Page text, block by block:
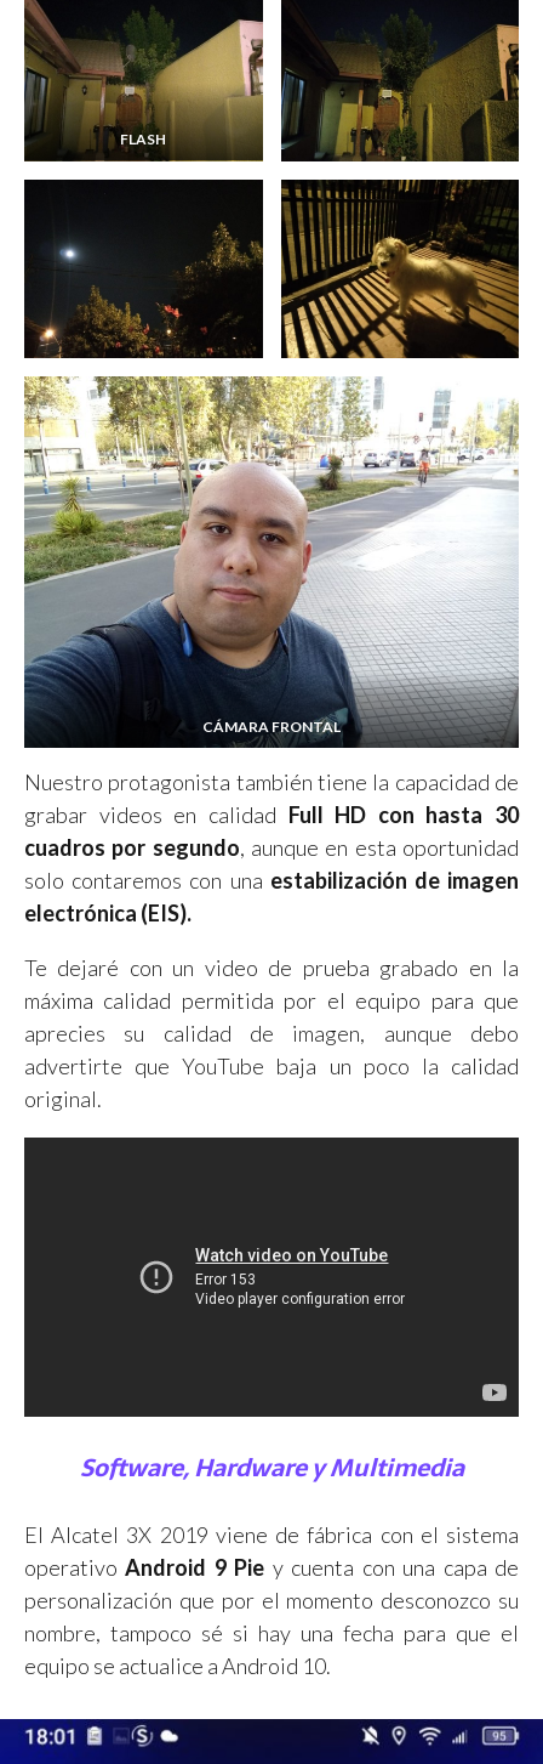
FLASH
CÁMARA FRONTAL
Nuestro protagonista también tiene la capacidad de
grabar videos en calidad Full HD con hasta 30
cuadros por segundo, aunque en esta oportunidad
solo contaremos con una estabilización de imagen
electrónica (EIS).
Te dejaré con un video de prueba grabado en la
máxima calidad permitida por el equipo para que
aprecies su calidad de imagen, aunque debo
advertirte que YouTube baja un poco la calidad
original.
Software, Hardware y Multimedia
El Alcatel 3X 2019 viene de fábrica con el sistema
operativoAndroid 9 Pie y cuenta con una capa de
personalización que por el momento desconozco su
nombre, tampoco sé si hay una fecha para que el
equipo se actualice a Android 10.